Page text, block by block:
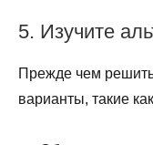
5. Изучите
Прежде чем
варианты, такие